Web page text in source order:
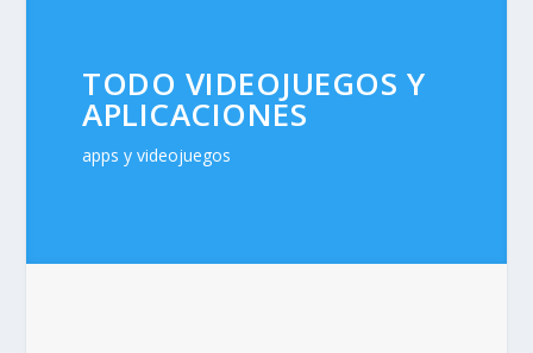
TODO VIDEOJUEGOS Y
APLICACIONES
apps y videojuegos